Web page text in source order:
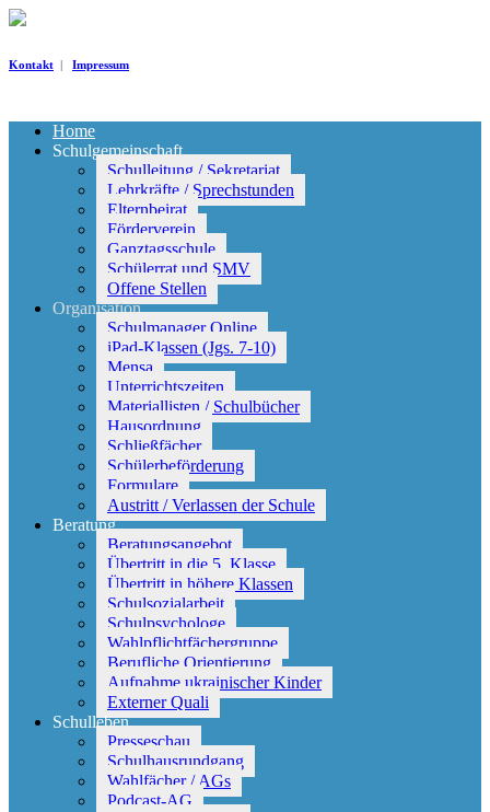
Kontakt | Impressum
Home
Schulgemeinschaft
Schulleitung / Sekretariat
Lehrkräfte / Sprechstunden
Elternbeirat
Förderverein
Ganztagsschule
Schülerrat und SMV
Offene Stellen
Organisation
Schulmanager Online
iPad-Klassen (Jgs. 7-10)
Mensa
Unterrichtszeiten
Materiallisten / Schulbücher
Hausordnung
Schließfächer
Schülerbeförderung
Formulare
Austritt / Verlassen der Schule
Beratung
Beratungsangebot
Übertritt in die 5. Klasse
Übertritt in höhere Klassen
Schulsozialarbeit
Schulpsychologe
Wahlpflichtfächergruppe
Berufliche Orientierung
Aufnahme ukrainischer Kinder
Externer Quali
Schulleben
Presseschau
Schulhausrundgang
Wahlfächer / AGs
Podcast-AG